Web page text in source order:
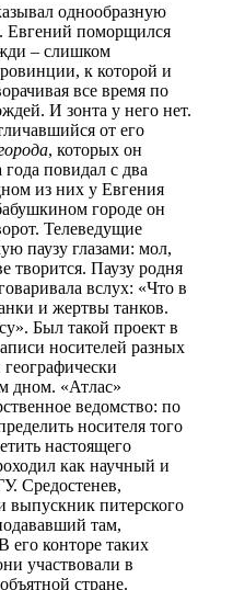
однообразную
Евгений поморщился
– слишком
к которой и
все время по
И зонта у него нет.
от его
, которых он
повидал с два
из них у Евгения
городе он
Телеведущие
паузу глазами: мол,
творится. Паузу родня
вслух: «Что в
и жертвы танков.
Был такой проект в
носителей разных
дном. «Атлас»
ведомство: по
носителя того
настоящего
как научный и
Средостенев,
выпускник питерского
там,
его конторе таких
участвовали в
стране.